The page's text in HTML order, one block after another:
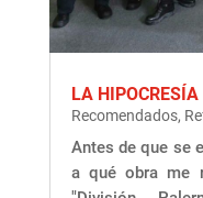
LA
Recomendados,
Antes de que se
a qué obra me